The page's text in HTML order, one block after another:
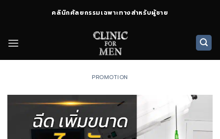
เนื้อหา
คลินิกศัลยกรรมเฉพาะทางสำหรับผู้ชาย
PROMOTION